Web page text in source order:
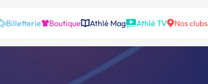
Billetterie Boutique Athlé Mag Athlé TV Nos clubs